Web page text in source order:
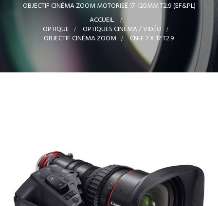
OBJECTIF CINÉMA ZOOM MOTORISÉ 17-120MM T2.9 (EF&PL)
ACCUEIL >
OPTIQUE > OPTIQUES CINÉMA / VIDÉO >
OBJECTIF CINÉMA ZOOM > CN-E 7 X 17 T2.9